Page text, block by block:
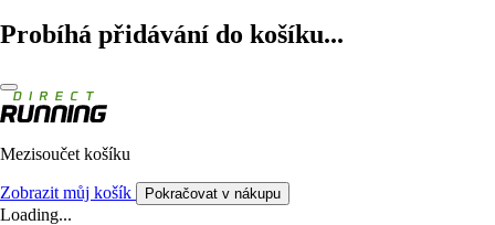
Probíhá přidávání do košíku...
Mezisoučet košíku
Zobrazit můj košík Pokračovat v nákupu
Loading...